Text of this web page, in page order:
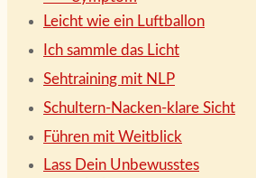
Leicht wie ein Luftballon
Ich sammle das Licht
Sehtraining mit NLP
Schultern-Nacken-klare Sicht
Führen mit Weitblick
Lass Dein Unbewusstes